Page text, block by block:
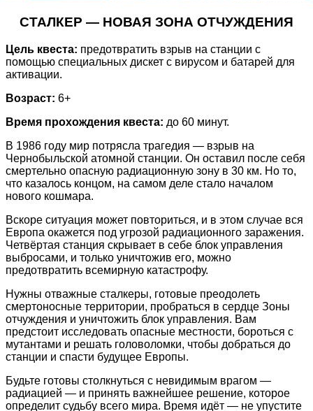
СТАЛКЕР — НОВАЯ ЗОНА ОТЧУЖДЕНИЯ
Цель квеста: предотвратить взрыв на станции с
помощью специальных дискет с вирусом и батарей для
активации.
Возраст: 6+
Время прохождения квеста: до 60 минут.
В 1986 году мир потрясла трагедия — взрыв на
Чернобыльской атомной станции. Он оставил после себя
смертельно опасную радиационную зону в 30 км. Но то,
что казалось концом, на самом деле стало началом
нового кошмара.
Вскоре ситуация может повториться, и в этом случае вся
Европа окажется под угрозой радиационного заражения.
Четвёртая станция скрывает в себе блок управления
выбросами, и только уничтожив его, можно
предотвратить всемирную катастрофу.
Нужны отважные сталкеры, готовые преодолеть
смертоносные территории, пробраться в сердце Зоны
отчуждения и уничтожить блок управления. Вам
предстоит исследовать опасные местности, бороться с
мутантами и решать головоломки, чтобы добраться до
станции и спасти будущее Европы.
Будьте готовы столкнуться с невидимым врагом —
радиацией — и принять важнейшее решение, которое
определит судьбу всего мира. Время идёт — не упустите